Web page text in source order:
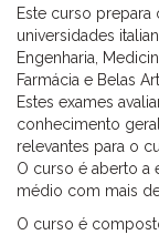
Este curso
universidades
Engenharia,
Farmácia e Belas
Estes exames
conhecimento
relevantes para o
O curso é aberto a
médio com mais de
O curso é